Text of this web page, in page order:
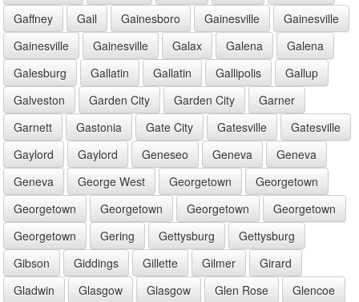
Gaffney
Gail Gainesboro Gainesville
Gainesville
Gainesville
Gainesville Galax Galena
Galena
Galesburg
Gallatin Gallatin Gallipolis
Gallup
Galveston
Garden City Garden City
Garner
Garnett
Gastonia Gate City Gatesville
Gatesville
Gaylord
Gaylord Geneseo Geneva
Geneva
Geneva
George West Georgetown
Georgetown
Georgetown
Georgetown Georgetown
Georgetown
Georgetown
Gering Gettysburg
Gettysburg
Gibson
Giddings Gillette Gilmer
Girard
Gladwin
Glasgow Glasgow Glen Rose
Glencoe